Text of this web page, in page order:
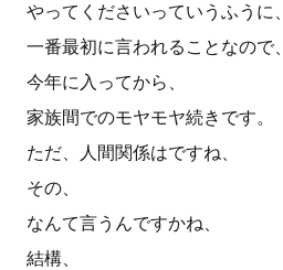
やってくださいっていうふうに、
一番最初に言われることなので、
今年に入ってから、
家族間でのモヤモヤ続きです。
ただ、人間関係はですね、
その、
なんて言うんですかね、
結構、